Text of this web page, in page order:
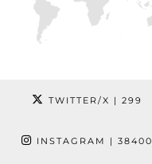
TWITTER/X | 299
INSTAGRAM | 38400